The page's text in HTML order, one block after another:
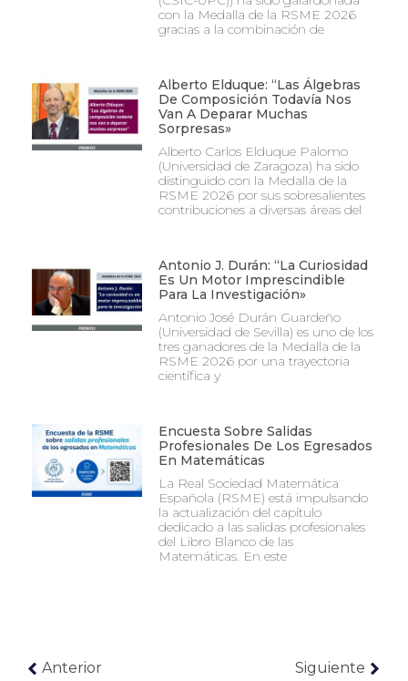
con la Medalla de la RSME 2026
gracias a la combinación de
Alberto Elduque: “Las Álgebras
De Composición Todavía Nos
Van A Deparar Muchas
Sorpresas»
Alberto Carlos Elduque Palomo
(Universidad de Zaragoza) ha sido
distinguido con la Medalla de la
RSME 2026 por sus sobresalientes
contribuciones a diversas áreas del
Antonio J. Durán: “La Curiosidad
Es Un Motor Imprescindible
Para La Investigación»
Antonio José Durán Guardeño
(Universidad de Sevilla) es uno de los
tres ganadores de la Medalla de la
RSME 2026 por una trayectoria
científica y
Encuesta Sobre Salidas
Profesionales De Los Egresados
En Matemáticas
La Real Sociedad Matemática
Española (RSME) está impulsando
la actualización del capítulo
dedicado a las salidas profesionales
del Libro Blanco de las
Matemáticas. En este
Anterior Siguiente